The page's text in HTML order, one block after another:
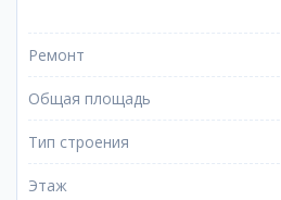
Ремонт
Общая площадь
Тип строения
Этаж